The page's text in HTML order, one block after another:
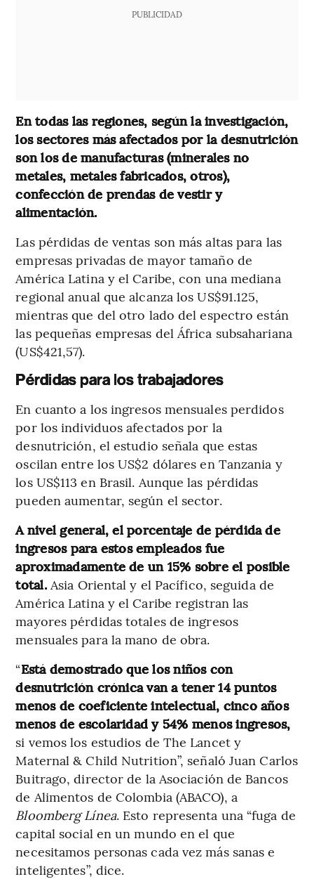
PUBLICIDAD
En todas las regiones, según la investigación,
los sectores más afectados por la desnutrición
son los de manufacturas (minerales no
metales, metales fabricados, otros),
confección de prendas de vestir y
alimentación.
Las pérdidas de ventas son más altas para las
empresas privadas de mayor tamaño de
América Latina y el Caribe, con una mediana
regional anual que alcanza los US$91.125,
mientras que del otro lado del espectro están
las pequeñas empresas del África subsahariana
(US$421,57).
Pérdidas para los trabajadores
En cuanto a los ingresos mensuales perdidos
por los individuos afectados por la
desnutrición, el estudio señala que estas
oscilan entre los US$2 dólares en Tanzania y
los US$113 en Brasil. Aunque las pérdidas
pueden aumentar, según el sector.
A nivel general, el porcentaje de pérdida de
ingresos para estos empleados fue
aproximadamente de un 15% sobre el posible
total. Asia Oriental y el Pacífico, seguida de
América Latina y el Caribe registran las
mayores pérdidas totales de ingresos
mensuales para la mano de obra.
“Está demostrado que los niños con
desnutrición crónica van a tener 14 puntos
menos de coeficiente intelectual, cinco años
menos de escolaridad y 54% menos ingresos,
si vemos los estudios de The Lancet y
Maternal & Child Nutrition”, señaló Juan Carlos
Buitrago, director de la Asociación de Bancos
de Alimentos de Colombia (ABACO), a
Bloomberg Línea. Esto representa una “fuga de
capital social en un mundo en el que
necesitamos personas cada vez más sanas e
inteligentes”, dice.